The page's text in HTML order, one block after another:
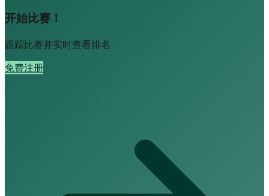
开始比赛！
跟踪比赛并实时查看排名
免费注册